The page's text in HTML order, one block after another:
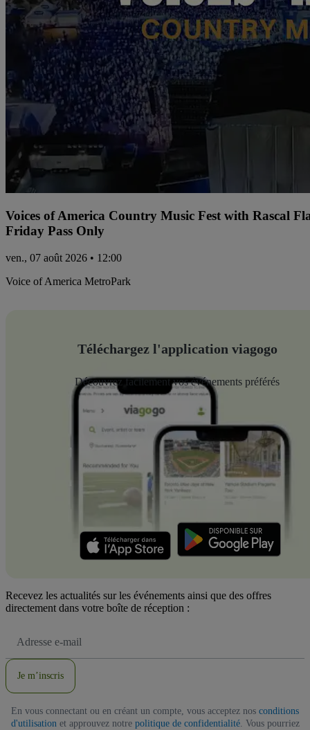
Voices of America Country Music Fest with Rascal
Friday Pass Only
ven., 07 août 2026 • 12:00
Voice of America MetroPark
Téléchargez l'application viagogo
Découvrez facilement vos événements préférés
Recevez les actualités sur les événements ainsi que des offres
directement dans votre boîte de réception :
e-
Je m’inscris
En vous connectant ou en créant un compte, vous acceptez nos conditions
d'utilisationet approuvez notre politique de confidentialité. Vous pourriez